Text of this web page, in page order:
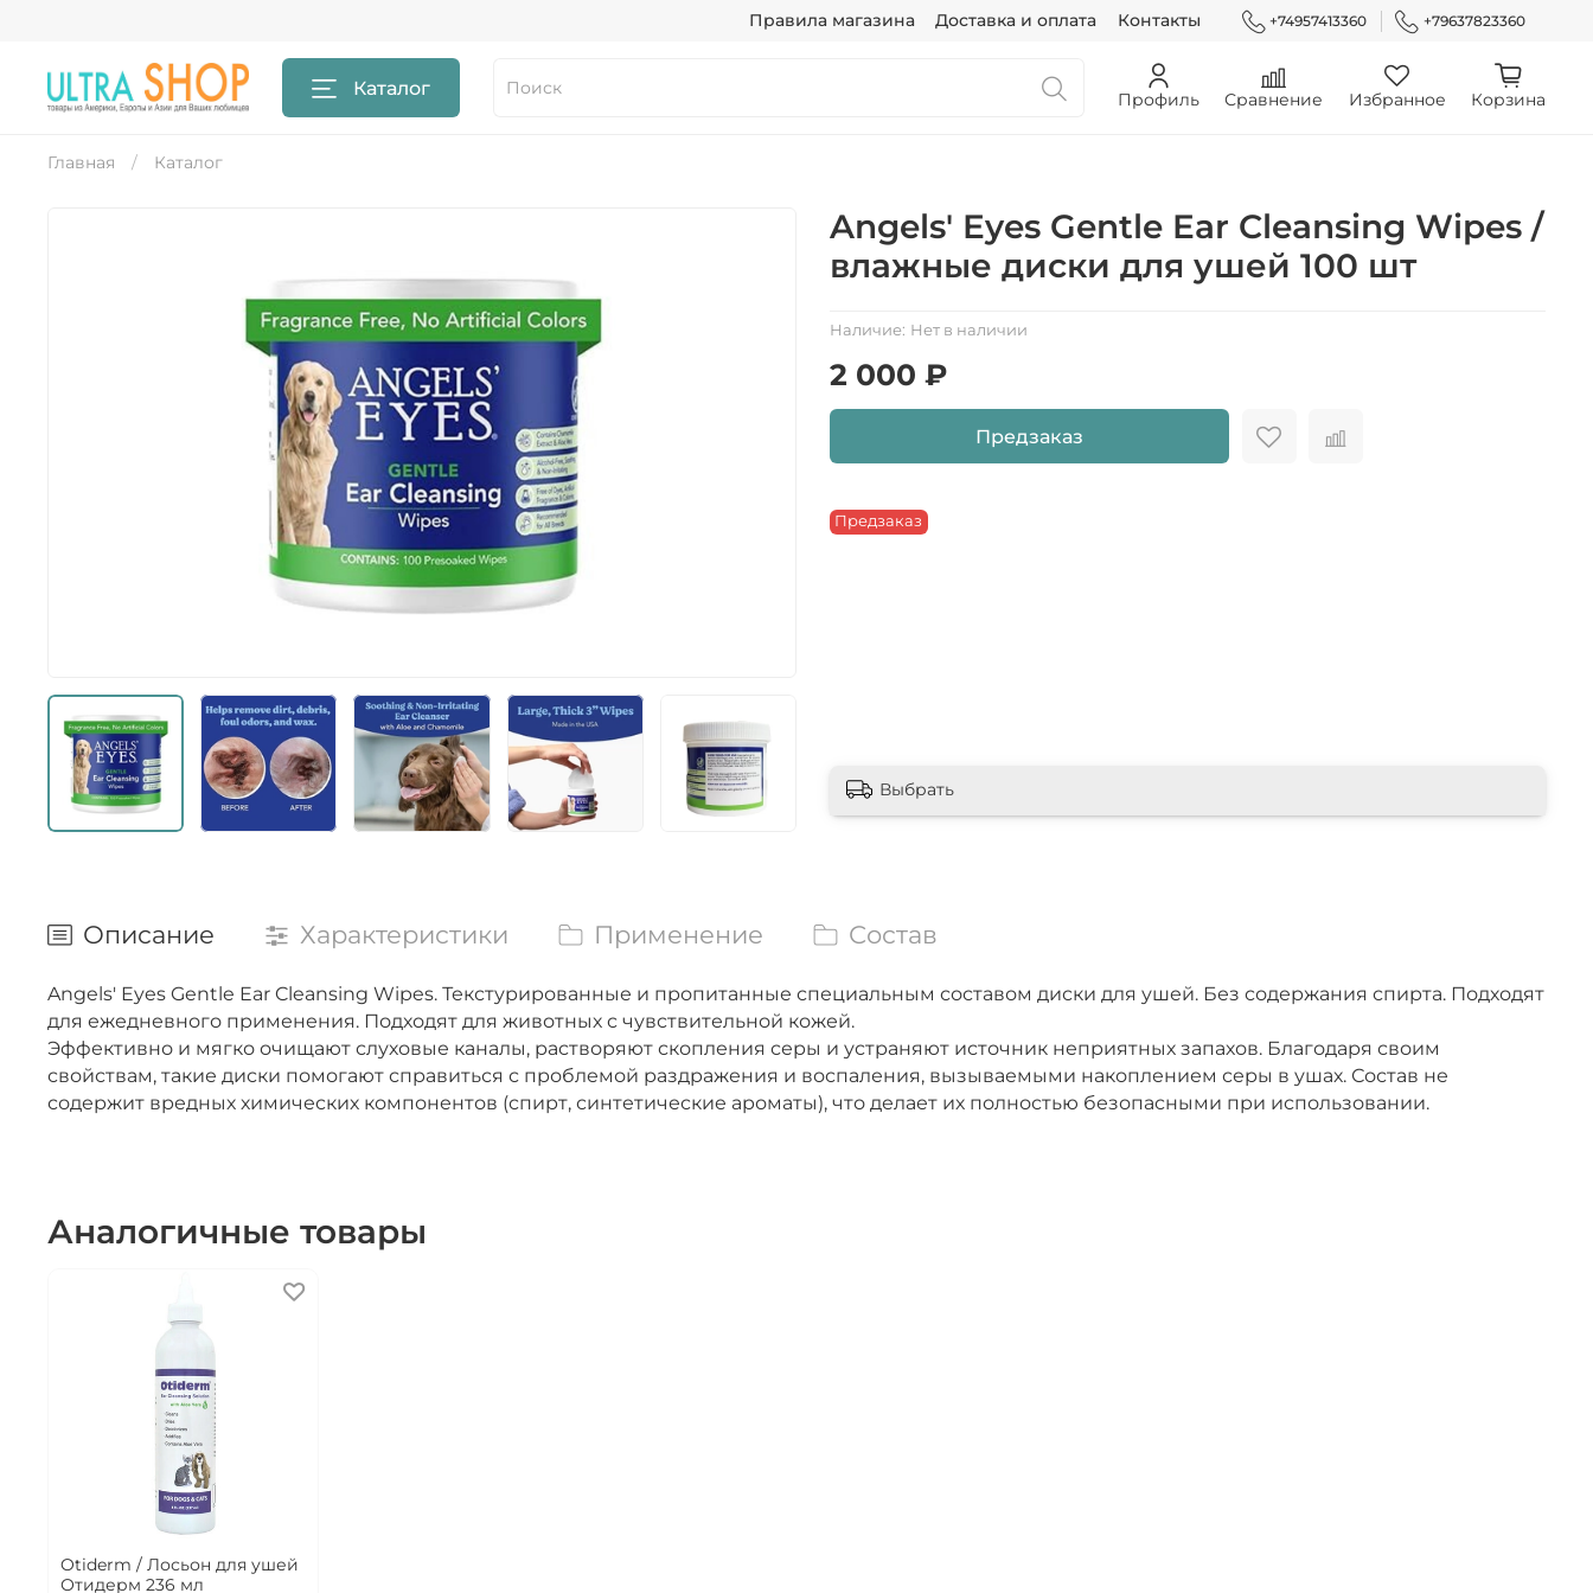
Правила магазина Доставка и оплата Контакты +74957413360 +79637823360
Каталог
Профиль Сравнение Избранное Корзина
Главная Каталог
Наличие: Нет в наличии
Предзаказ
Angels' Eyes Gentle Ear Cleansing Wipes /
влажные диски для ушей 100 шт
2 000 ₽
Предзаказ
Выбрать
Описание Характеристики Применение Состав
Angels' Eyes Gentle Ear Cleansing Wipes. Текстурированные и пропитанные специальным составом диски для ушей. Без содержания спирта. Подходят
для ежедневного применения. Подходят для животных с чувствительной кожей.
Эффективно и мягко очищают слуховые каналы, растворяют скопления серы и устраняют источник неприятных запахов. Благодаря своим
свойствам, такие диски помогают справиться с проблемой раздражения и воспаления, вызываемыми накоплением серы в ушах. Состав не
содержит вредных химических компонентов (спирт, синтетические ароматы), что делает их полностью безопасными при использовании.
Аналогичные товары
Otiderm / Лосьон для ушей
Отидерм 236 мл